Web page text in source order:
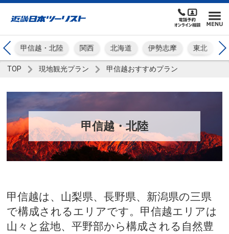
甲信越・北陸 関西 北海道 伊勢志摩 東北
TOP 現地観光プラン 甲信越おすすめプラン
甲信越・北陸
甲信越は、山梨県、長野県、新潟県の三県
で構成されるエリアです。甲信越エリアは
山々と盆地、平野部から構成される自然豊